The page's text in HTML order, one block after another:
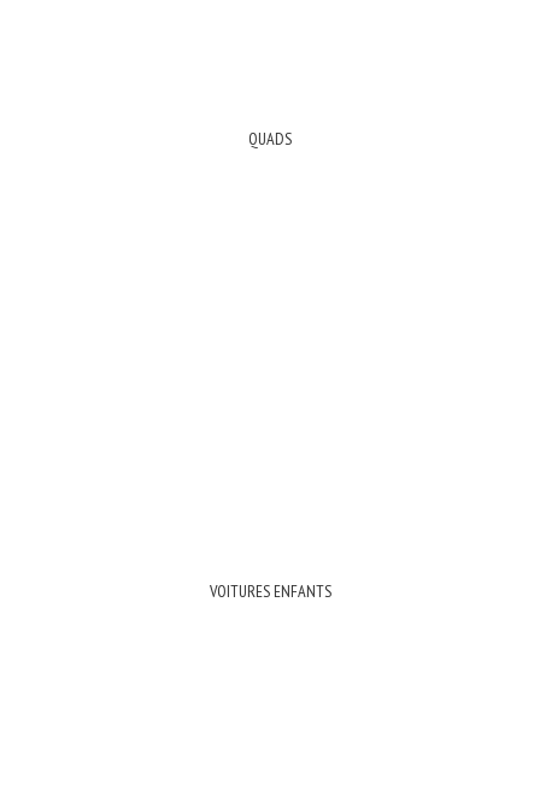
QUADS
VOITURES ENFANTS